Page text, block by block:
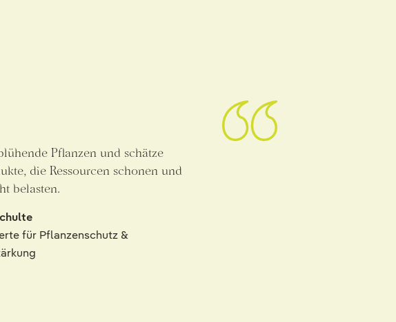
Pflanzen und schätze
die Ressourcen schonen und
belasten.
für Pflanzenschutz &